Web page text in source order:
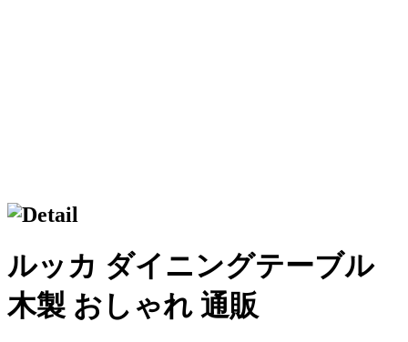
ルッカ ダイニングテーブル
木製 おしゃれ 通販